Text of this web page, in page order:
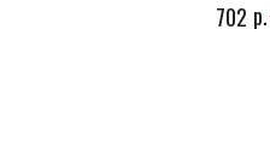
702 р.